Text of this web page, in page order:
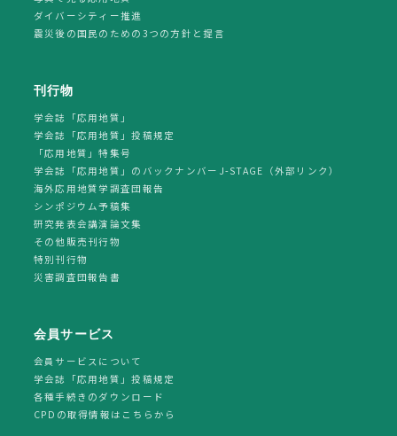
ダイバーシティー推進
震災後の国民のための3つの方針と提言
刊行物
学会誌「応用地質」
学会誌「応用地質」投稿規定
「応用地質」特集号
学会誌「応用地質」のバックナンバーJ-STAGE（外部リンク）
海外応用地質学調査団報告
シンポジウム予稿集
研究発表会講演論文集
その他販売刊行物
特別刊行物
災害調査団報告書
会員サービス
会員サービスについて
学会誌「応用地質」投稿規定
各種手続きのダウンロード
CPDの取得情報はこちらから